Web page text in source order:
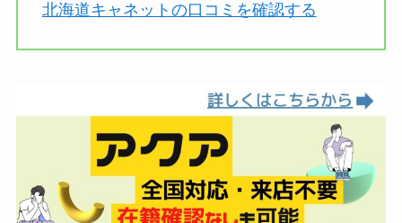
北海道キャネットの口コミを確認する